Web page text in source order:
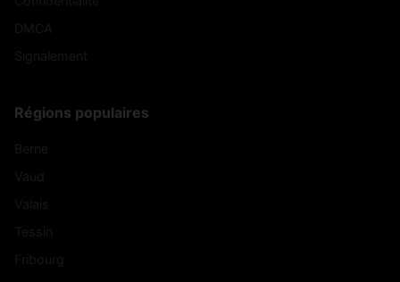
Régions populaires